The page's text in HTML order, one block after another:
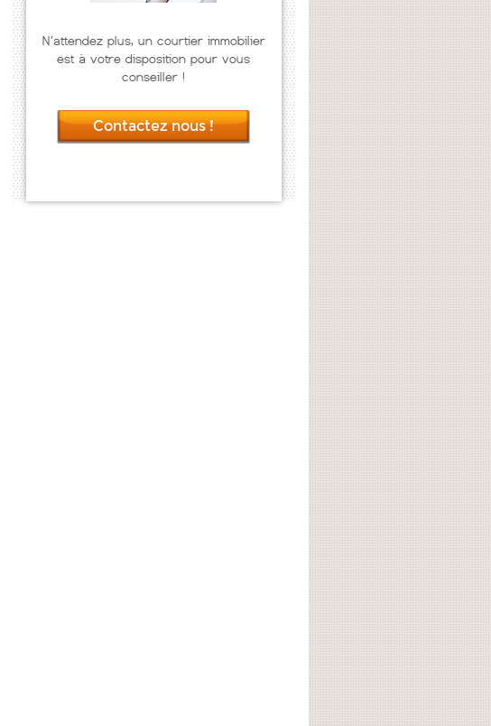
N'attendez plus, un courtier immobilier
est à votre disposition pour vous
conseiller !
Contactez nous !